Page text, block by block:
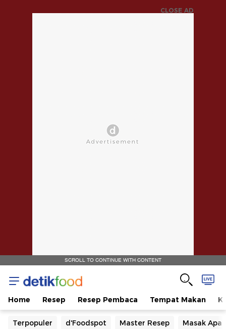
CLOSE AD
SCROLL TO CONTINUE WITH CONTENT
Home Resep Resep Pembaca Tempat Makan
Terpopuler d'Foodspot Master Resep Masak Apa